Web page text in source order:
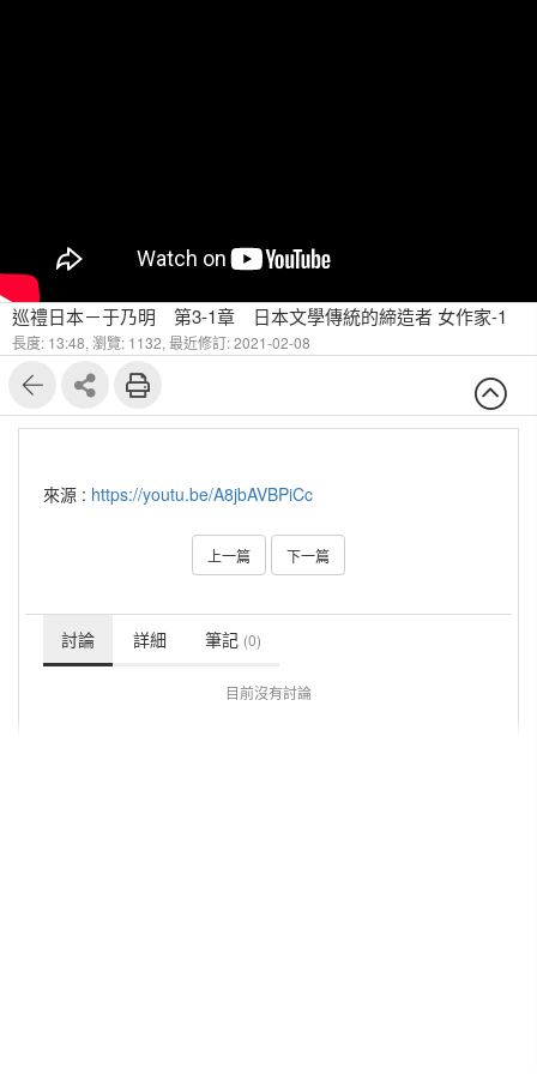
巡禮日本－于乃明 第3-1章 日本文學傳統的締造者 女作家-1
長度: 13:48, 瀏覽: 1132, 最近修訂: 2021-02-08
來源 : https://youtu.be/A8jbAVBPiCc
上一篇 下一篇
討論 詳細 筆記 (0)
目前沒有討論